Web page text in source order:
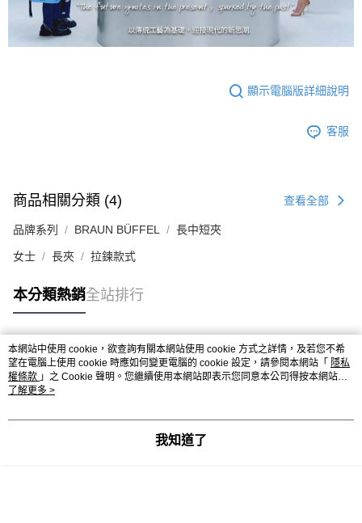
顯示電腦版詳細說明
客服
商品相關分類 (4) 查看全部
品牌系列 BRAUN BÜFFEL 長中短夾
女士 長夾 拉鍊款式
本分類熱銷全站排行
熱門標籤
本網站中使用 cookie，欲查詢有關本網站使用 cookie 方式之詳情，及若您不希
望在電腦上使用 cookie 時應如何變更電腦的 cookie 設定，請參閱本網站「 隱私
權條款 」之 Cookie 聲明。您繼續使用本網站即表示您同意本公司得按本網站使
用條款之 Cookie 聲明使用 cookie。
了解更多 >
我知道了